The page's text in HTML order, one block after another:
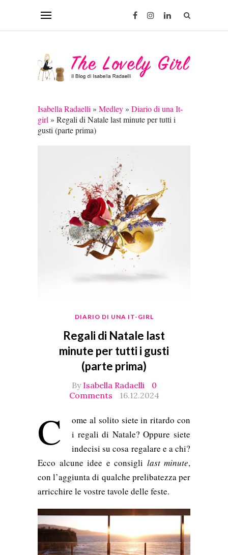
Isabella Radaelli » Medley» Diario di una It-
girl » Regali di Natale last minute per tutti i
gusti (parte prima)
DIARIO DI UNA IT-GIRL
Regali di Natale last
minute per tutti i gusti
(parte prima)
By Isabella Radaelli
0
Comments
16.12.2024
C
ome al solito siete in ritardo con
i regali di Natale? Oppure siete
indecisi su cosa regalare e a chi?
Ecco alcune idee e consigli last minute,
con l’aggiunta di qualche prelibatezza per
arricchire le vostre tavole delle feste.